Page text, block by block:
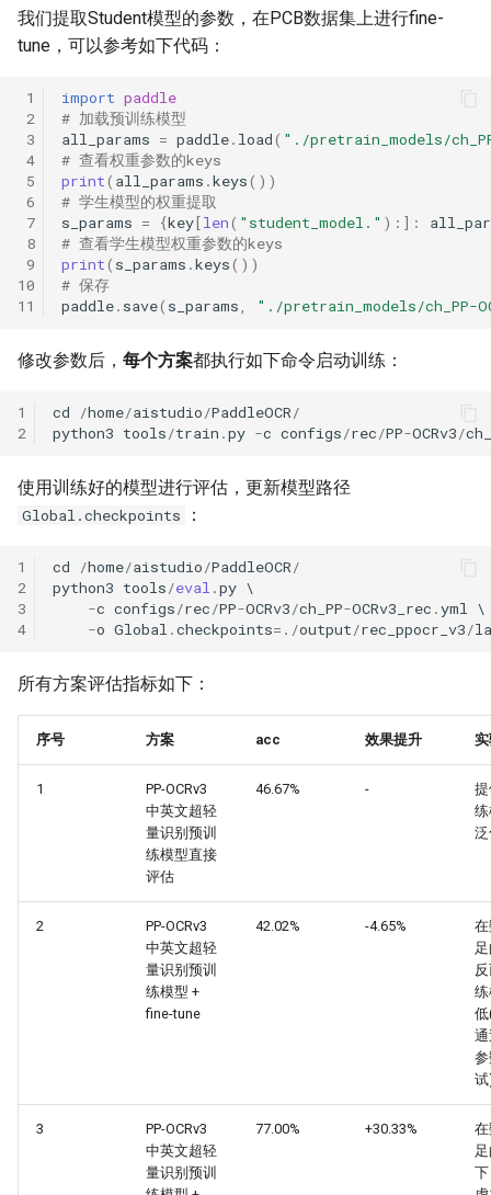
我们提取Student模型的参数，在PCB数据集上进行fine-
tune，可以参考如下代码：
1
2
3
4
5
6
7
8
9
10
11
import paddle
# 加载预训练模型
all_params = paddle. load( "./pretrain_models/
# 查看权重参数的keys
print( all_params .keys())
# 学生模型的权重提取
s_params = {key [len( "student_model." ):]:
# 查看学生模型权重参数的keys
print( s_params .keys())
# 保存
paddle. save( s_params, "./pretrain_models/ch_PP-
修改参数后， 每个方案都执行如下命令启动训练：
1
2
cd /home/aistudio/PaddleOCR/
python3 tools/train .py -c configs/rec/PP-OCRv3/
使用训练好的模型进行评估，更新模型路径
Global.checkpoints ：
1
2
3
4
cd /home/aistudio/PaddleOCR/
python3 tools/eval .py
-c configs/rec/PP-OCRv3/ch_PP-OCRv3_rec .yml
-o Global .checkpoints=./output/rec_ppocr_v3/
所有方案评估指标如下：
序号 方案 acc 效果提升
1
PP-OCRv3
中英文超轻
量识别预训
练模型直接
评估
46.67% -
2
PP-OCRv3
中英文超轻
量识别预训
练模型 +
fine-tune
42.02% -4.65%
3
PP-OCRv3
中英文超轻
量识别预训
77.00% +30.33%